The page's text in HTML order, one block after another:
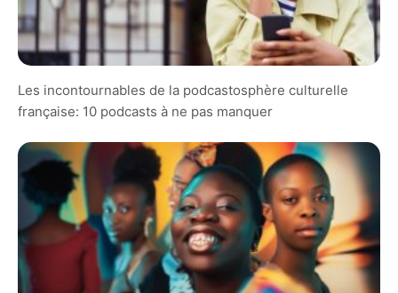
Les incontournables de la podcastosphère culturelle
française: 10 podcasts à ne pas manquer